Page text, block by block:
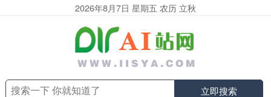
2026年8月7日 星期五 农历 立秋
立即搜索